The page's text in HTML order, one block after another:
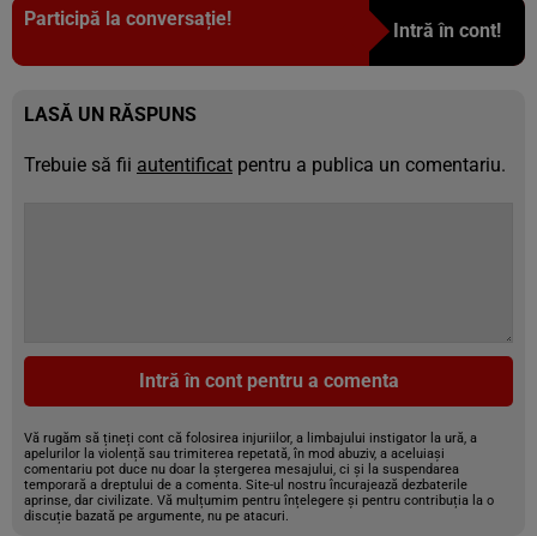
Participă la conversație!
Intră în cont!
LASĂ UN RĂSPUNS
Trebuie să fii autentificat pentru a publica un comentariu.
Intră în cont pentru a comenta
Vă rugăm să țineți cont că folosirea injuriilor, a limbajului instigator la ură, a
apelurilor la violență sau trimiterea repetată, în mod abuziv, a aceluiași
comentariu pot duce nu doar la ștergerea mesajului, ci și la suspendarea
temporară a dreptului de a comenta. Site-ul nostru încurajează dezbaterile
aprinse, dar civilizate. Vă mulțumim pentru înțelegere și pentru contribuția la o
discuție bazată pe argumente, nu pe atacuri.